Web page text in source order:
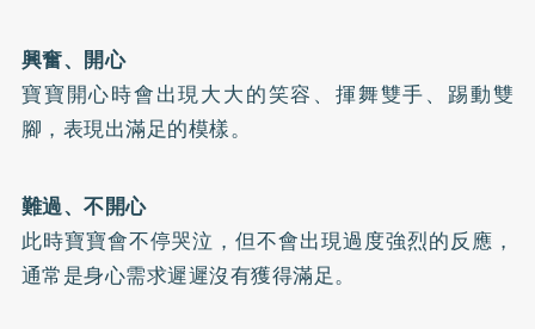
興奮、開心
寶寶開心時會出現大大的笑容、揮舞雙手、踢動雙
腳，表現出滿足的模樣。
難過、不開心
此時寶寶會不停哭泣，但不會出現過度強烈的反應，
通常是身心需求遲遲沒有獲得滿足。